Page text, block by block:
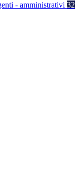
- amministrativi 32